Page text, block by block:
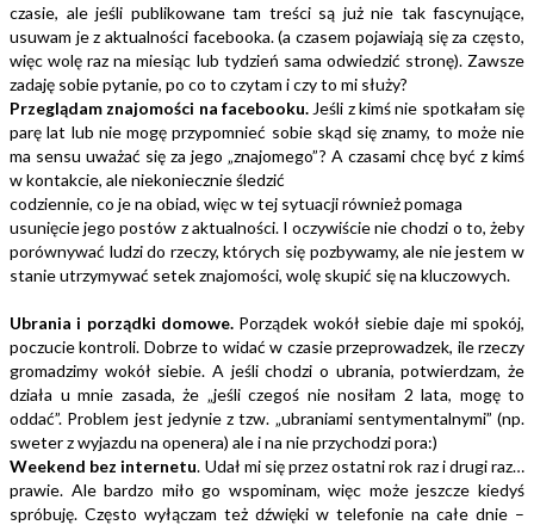
czasie, ale jeśli publikowane tam treści są już nie tak fascynujące,
usuwam je z aktualności facebooka. (a czasem pojawiają się za często,
więc wolę raz na miesiąc lub tydzień sama odwiedzić stronę). Zawsze
zadaję sobie pytanie, po co to czytam i czy to mi służy?
Przeglądam znajomości na facebooku. Jeśli z kimś nie spotkałam się
parę lat lub nie mogę przypomnieć sobie skąd się znamy, to może nie
ma sensu uważać się za jego „znajomego”? A czasami chcę być z kimś
w kontakcie, ale niekoniecznie śledzić
codziennie, co je na obiad, więc w tej sytuacji również pomaga
usunięcie jego postów z aktualności. I oczywiście nie chodzi o to, żeby
porównywać ludzi do rzeczy, których się pozbywamy, ale nie jestem w
stanie utrzymywać setek znajomości, wolę skupić się na kluczowych.
Ubrania i porządki domowe. Porządek wokół siebie daje mi spokój,
poczucie kontroli. Dobrze to widać w czasie przeprowadzek, ile rzeczy
gromadzimy wokół siebie. A jeśli chodzi o ubrania, potwierdzam, że
działa u mnie zasada, że „jeśli czegoś nie nosiłam 2 lata, mogę to
oddać”. Problem jest jedynie z tzw. „ubraniami sentymentalnymi” (np.
sweter z wyjazdu na openera) ale i na nie przychodzi pora:)
Weekend bez internetu. Udał mi się przez ostatni rok raz i drugi raz…
prawie. Ale bardzo miło go wspominam, więc może jeszcze kiedyś
spróbuję. Często wyłączam też dźwięki w telefonie na całe dnie –